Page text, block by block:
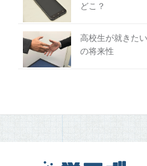
どこ？
高校生が就きた
の将来性